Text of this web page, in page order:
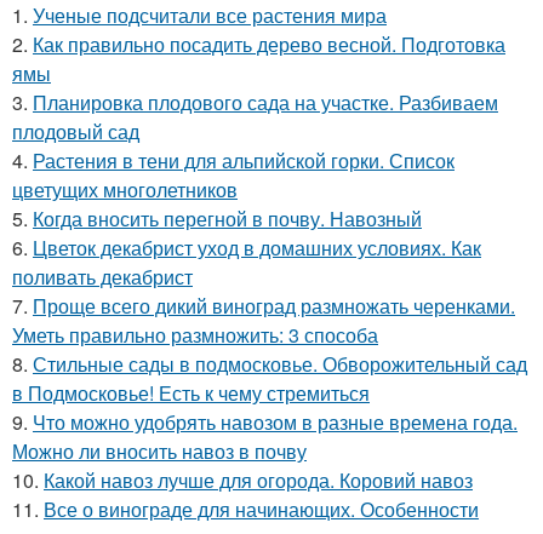
1. Ученые подсчитали все растения мира
2. Как правильно посадить дерево весной. Подготовка
ямы
3. Планировка плодового сада на участке. Разбиваем
плодовый сад
4. Растения в тени для альпийской горки. Список
цветущих многолетников
5. Когда вносить перегной в почву. Навозный
6. Цветок декабрист уход в домашних условиях. Как
поливать декабрист
7. Проще всего дикий виноград размножать черенками.
Уметь правильно размножить: 3 способа
8. Стильные сады в подмосковье. Обворожительный сад
в Подмосковье! Есть к чему стремиться
9. Что можно удобрять навозом в разные времена года.
Можно ли вносить навоз в почву
10. Какой навоз лучше для огорода. Коровий навоз
11. Все о винограде для начинающих. Особенности